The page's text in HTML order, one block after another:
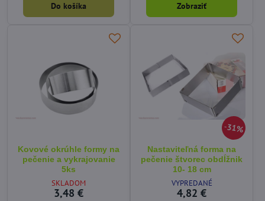
Do košíka Zobraziť
Kovové okrúhle formy na
pečenie a vykrajovanie
5ks
SKLADOM
3,48 €
31%
Nastaviteľná forma na
pečenie štvorec obdĺžnik
10- 18 cm
VYPREDANÉ
4,82 €